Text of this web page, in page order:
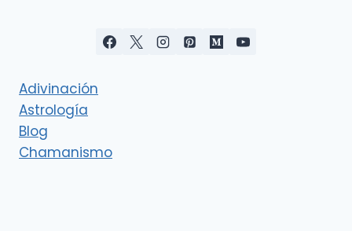
Adivinación
Astrología
Blog
Chamanismo